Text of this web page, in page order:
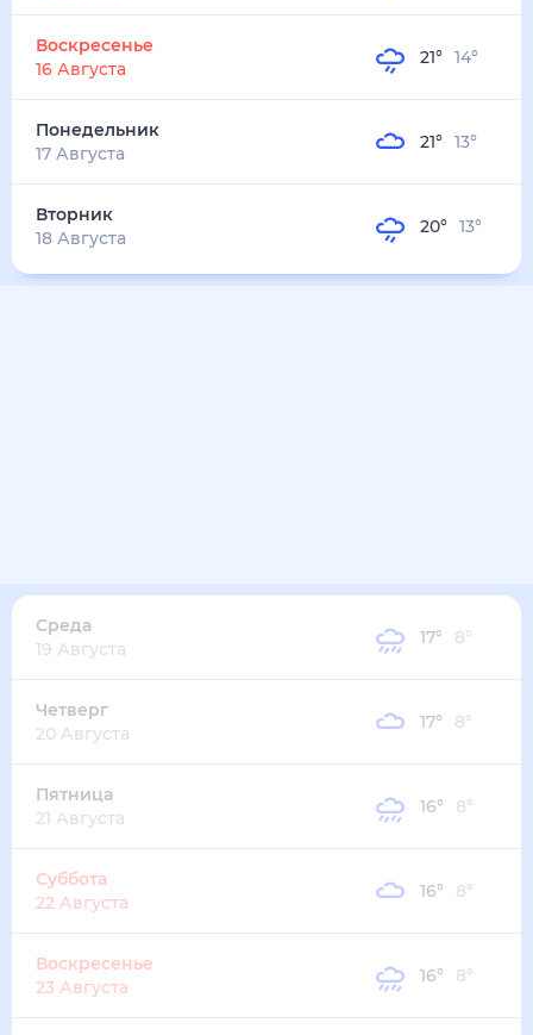
Воскресенье
16 Августа
21° 14°
Понедельник
17 Августа
21° 13°
Вторник
18 Августа
20° 13°
Среда
19 Августа
17° 8°
Четверг
20 Августа
17° 8°
Пятница
21 Августа
16° 8°
Суббота
22 Августа
16° 8°
Воскресенье
23 Августа
16° 8°